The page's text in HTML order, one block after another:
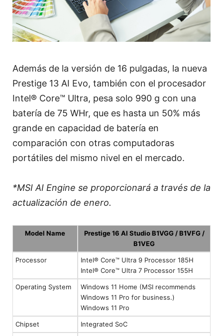
Además de la versión de 16 pulgadas, la nueva
Prestige 13 AI Evo, también con el procesador
Intel® Core™ Ultra, pesa solo 990 g con una
batería de 75 WHr, que es hasta un 50% más
grande en capacidad de batería en
comparación con otras computadoras
portátiles del mismo nivel en el mercado.
*MSI AI Engine se proporcionará a través de la
actualización de enero.
Model Name
Prestige 16 AI Studio B1VGG / B1VFG /
B1VEG
Processor
Intel® Core™ Ultra 9 Processor 185H
Intel® Core™ Ultra 7 Processor 155H
Operating System
Windows 11 Home (MSI recommends
Windows 11 Pro for business.)
Windows 11 Pro
Chipset Integrated SoC